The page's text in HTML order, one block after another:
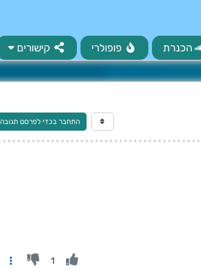
הכנרת פופולרי קישורים
התחבר בכדי לפרסם תגובה
1